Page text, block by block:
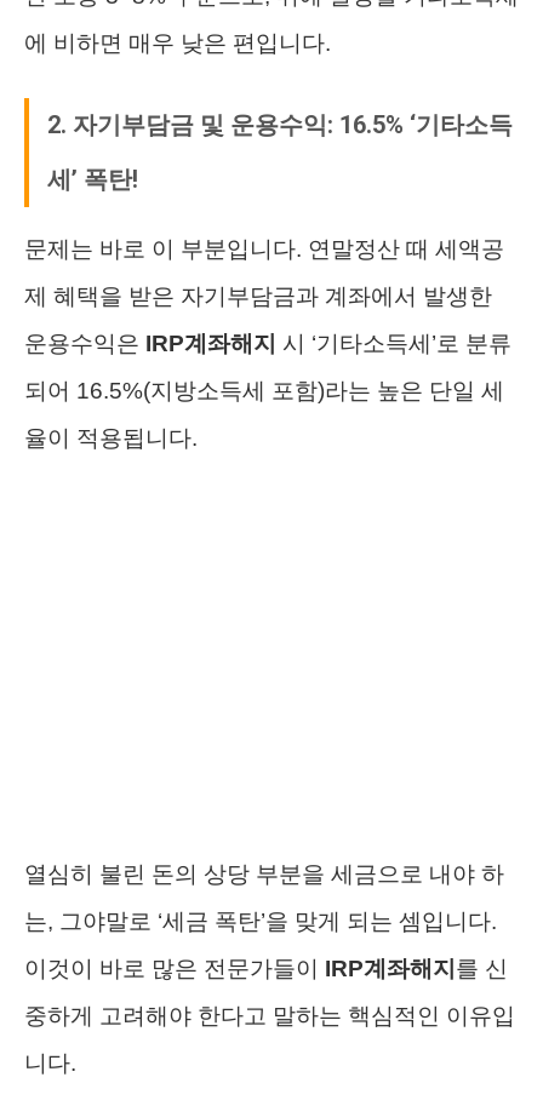
에 비하면 매우 낮은 편입니다.
2. 자기부담금 및 운용수익: 16.5% ‘기타소득
세’ 폭탄!
문제는 바로 이 부분입니다. 연말정산 때 세액공
제 혜택을 받은 자기부담금과 계좌에서 발생한
운용수익은 IRP계좌해지 시 ‘기타소득세’로 분류
되어 16.5%(지방소득세 포함)라는 높은 단일 세
율이 적용됩니다.
열심히 불린 돈의 상당 부분을 세금으로 내야 하
는, 그야말로 ‘세금 폭탄’을 맞게 되는 셈입니다.
이것이 바로 많은 전문가들이 IRP계좌해지 를 신
중하게 고려해야 한다고 말하는 핵심적인 이유입
니다.